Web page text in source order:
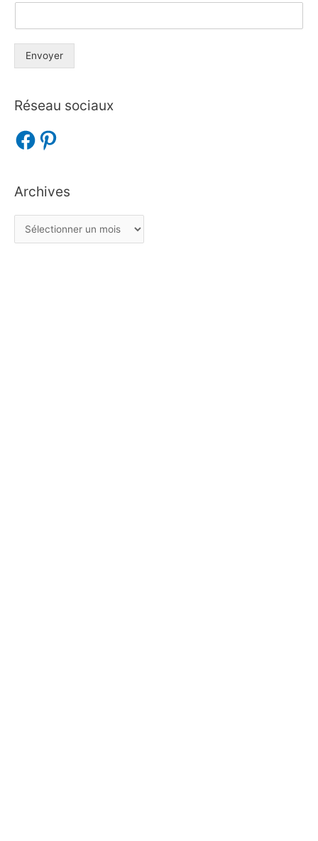
Envoyer
Réseau sociaux
Archives